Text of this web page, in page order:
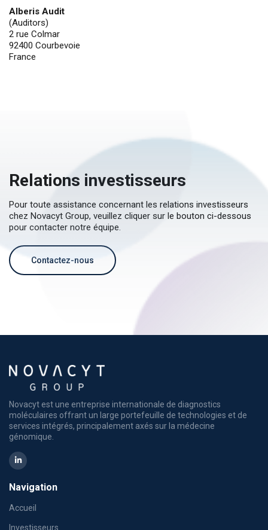
Alberis Audit
(Auditors)
2 rue Colmar
92400 Courbevoie
France
Relations investisseurs
Pour toute assistance concernant les relations investisseurs
chez Novacyt Group, veuillez cliquer sur le bouton ci-dessous
pour contacter notre équipe.
Contactez-nous
Novacyt est une entreprise internationale de diagnostics
moléculaires offrant un large portefeuille de technologies et de
services intégrés, principalement axés sur la médecine
génomique.
Navigation
Accueil
Investisseurs